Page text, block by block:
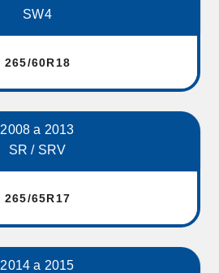
SW4
265/60R18
2008 a 2013
SR / SRV
265/65R17
2014 a 2015